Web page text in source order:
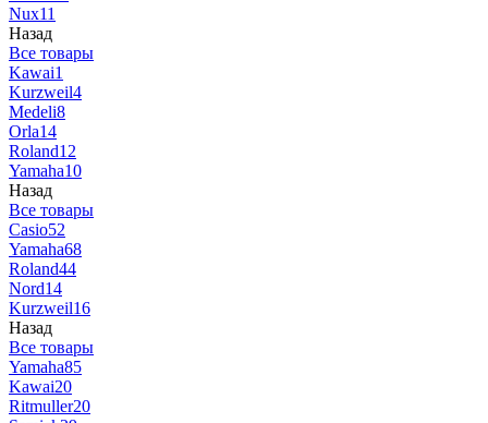
Nux11
Назад
Все товары
Kawai1
Kurzweil4
Medeli8
Orla14
Roland12
Yamaha10
Назад
Все товары
Casio52
Yamaha68
Roland44
Nord14
Kurzweil16
Назад
Все товары
Yamaha85
Kawai20
Ritmuller20